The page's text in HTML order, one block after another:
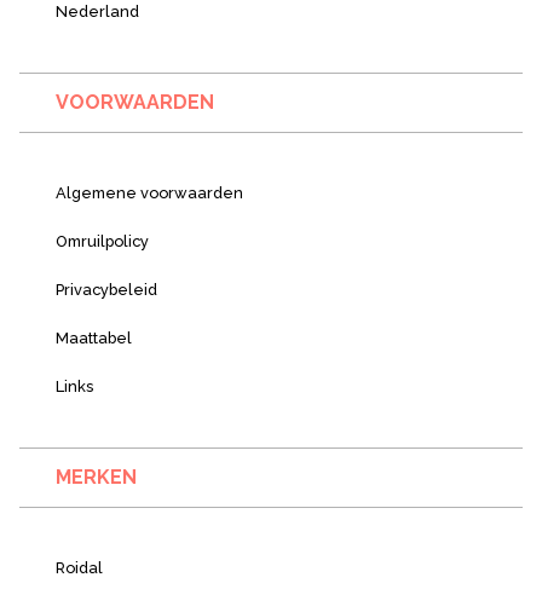
Nederland
VOORWAARDEN
Algemene voorwaarden
Omruilpolicy
Privacybeleid
Maattabel
Links
MERKEN
Roidal